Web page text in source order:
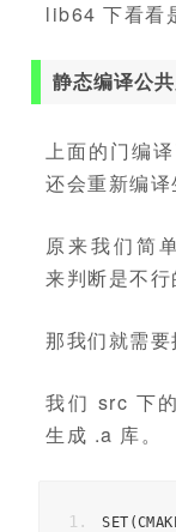
lib64 下看看
静态编译公
上面的门编
还会重新编译
原来我们简
来判断是不行
那我们就需要
我们 src 下
生成 .a 库。
SET (